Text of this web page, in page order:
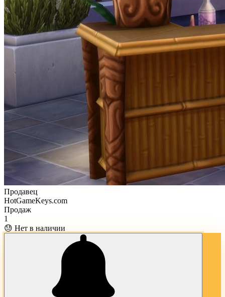
Продавец
HotGameKeys.com
Продаж
1
😓 Нет в наличии